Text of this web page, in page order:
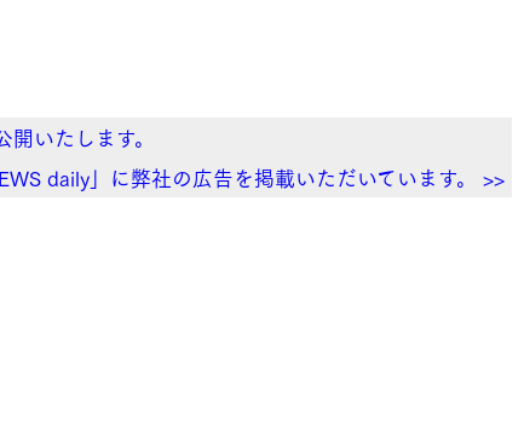
いたします。
daily」に弊社の広告を掲載いただいています。 >>